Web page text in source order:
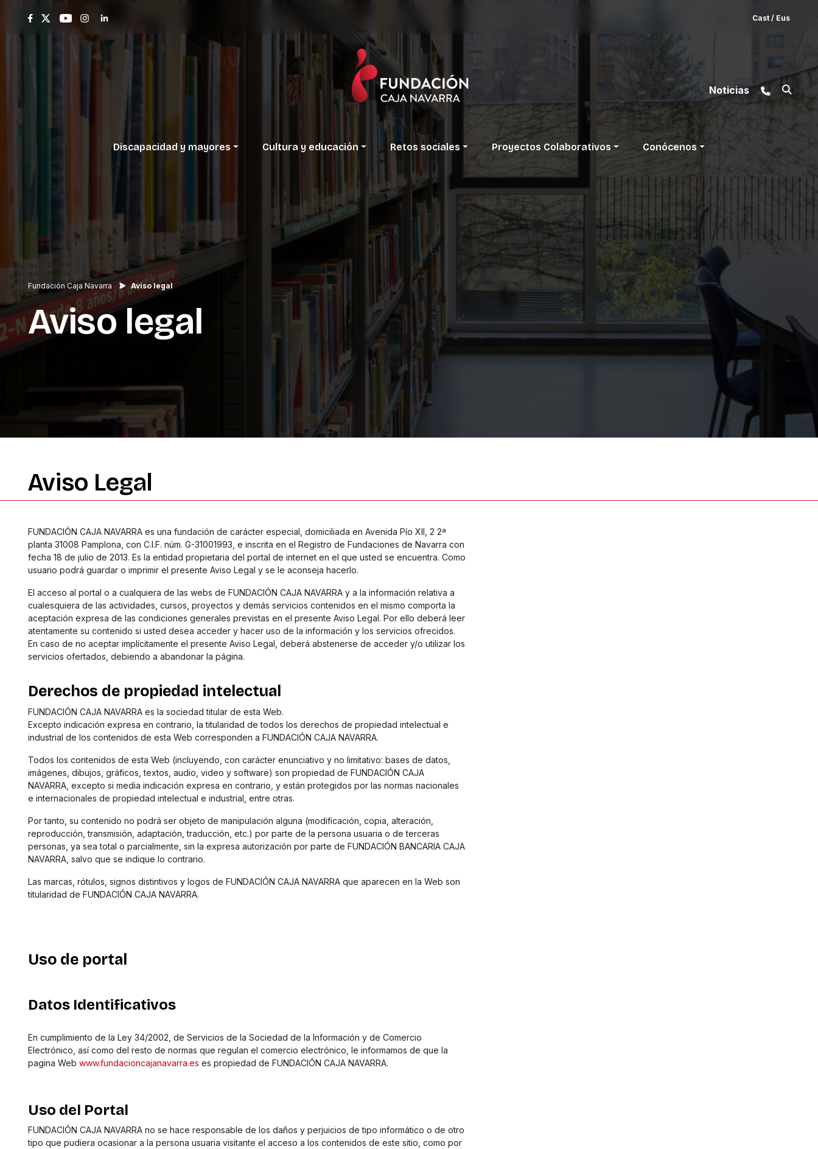
Cast / Eus
Noticias
Discapacidad y mayores Cultura y educación Retos sociales Proyectos Colaborativos Conócenos
Fundación Caja Navarra Aviso legal
Aviso legal
Aviso Legal
FUNDACIÓN CAJA NAVARRA es una fundación de carácter especial, domiciliada en Avenida Pío XII, 2 2ª
planta 31008 Pamplona, con C.I.F. núm. G-31001993, e inscrita en el Registro de Fundaciones de Navarra con
fecha 18 de julio de 2013. Es la entidad propietaria del portal de internet en el que usted se encuentra. Como
usuario podrá guardar o imprimir el presente Aviso Legal y se le aconseja hacerlo.
El acceso al portal o a cualquiera de las webs de FUNDACIÓN CAJA NAVARRA y a la información relativa a
cualesquiera de las actividades, cursos, proyectos y demás servicios contenidos en el mismo comporta la
aceptación expresa de las condiciones generales previstas en el presente Aviso Legal. Por ello deberá leer
atentamente su contenido si usted desea acceder y hacer uso de la información y los servicios ofrecidos.
En caso de no aceptar implícitamente el presente Aviso Legal, deberá abstenerse de acceder y/o utilizar los
servicios ofertados, debiendo a abandonar la página.
Derechos de propiedad intelectual
FUNDACIÓN CAJA NAVARRA es la sociedad titular de esta Web.
Excepto indicación expresa en contrario, la titularidad de todos los derechos de propiedad intelectual e
industrial de los contenidos de esta Web corresponden a FUNDACIÓN CAJA NAVARRA.
Todos los contenidos de esta Web (incluyendo, con carácter enunciativo y no limitativo: bases de datos,
imágenes, dibujos, gráficos, textos, audio, video y software) son propiedad de FUNDACIÓN CAJA
NAVARRA, excepto si media indicación expresa en contrario, y están protegidos por las normas nacionales
e internacionales de propiedad intelectual e industrial, entre otras.
Por tanto, su contenido no podrá ser objeto de manipulación alguna (modificación, copia, alteración,
reproducción, transmisión, adaptación, traducción, etc.) por parte de la persona usuaria o de terceras
personas, ya sea total o parcialmente, sin la expresa autorización por parte de FUNDACIÓN BANCARIA CAJA
NAVARRA, salvo que se indique lo contrario.
Las marcas, rótulos, signos distintivos y logos de FUNDACIÓN CAJA NAVARRA que aparecen en la Web son
titularidad de FUNDACIÓN CAJA NAVARRA.
Uso de portal
Datos Identificativos
En cumplimiento de la Ley 34/2002, de Servicios de la Sociedad de la Información y de Comercio
Electrónico, así como del resto de normas que regulan el comercio electrónico, le informamos de que la
pagina Web www.fundacioncajanavarra.es es propiedad de FUNDACIÓN CAJA NAVARRA.
Uso del Portal
FUNDACIÓN CAJA NAVARRA no se hace responsable de los daños y perjuicios de tipo informático o de otro
tipo que pudiera ocasionar a la persona usuaria visitante el acceso a los contenidos de este sitio, como por